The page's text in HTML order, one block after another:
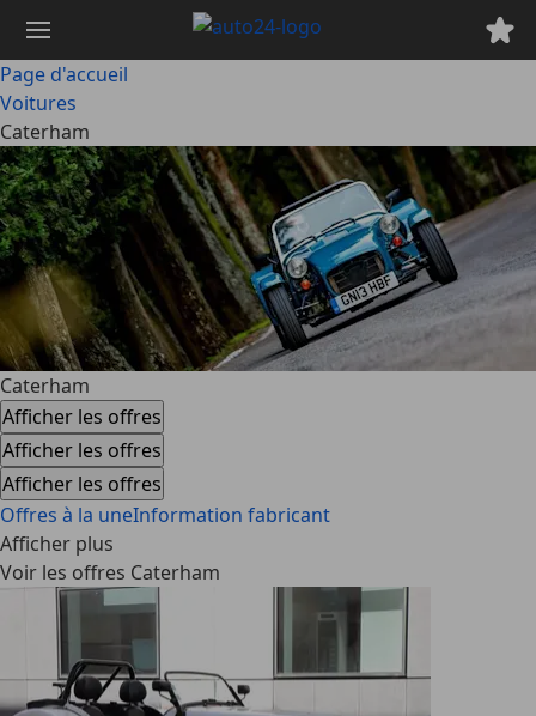
contenu
principal
Page d'accueil
Voitures
Caterham
Caterham
Afficher les offres
Afficher les offres
Afficher les offres
Offres à la uneInformation fabricant
Afficher plus
Voir les offres Caterham